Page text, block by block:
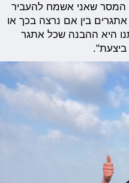
המסר שאני אשמח להעביר
בין אם נרצה בכך או
היא ההבנה שכל אתגר